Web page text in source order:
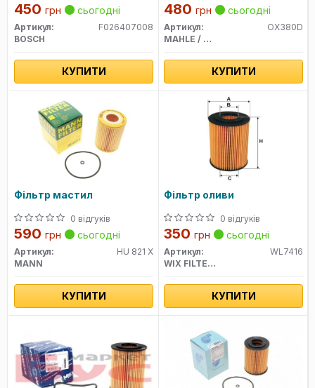
450 грн сьогодні
Артикул:
F026407008
BOSCH
КУПИТИ
480 грн сьогодні
Артикул:
OX380D
MAHLE / KNECHT
КУПИТИ
Фільтр мастил
0 відгуків
590 грн сьогодні
Артикул:
HU 821 X
MANN
КУПИТИ
Фільтр оливи
0 відгуків
350 грн сьогодні
Артикул:
WL7416
WIX FILTERS
КУПИТИ